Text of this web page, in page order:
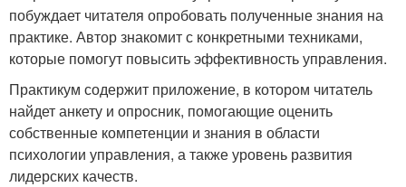
побуждает читателя опробовать полученные знания на
практике. Автор знакомит с конкретными техниками,
которые помогут повысить эффективность управления.
Практикум содержит приложение, в котором читатель
найдет анкету и опросник, помогающие оценить
собственные компетенции и знания в области
психологии управления, а также уровень развития
лидерских качеств.